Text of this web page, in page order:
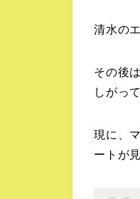
清水の
その後
しがっ
現に、
ートが